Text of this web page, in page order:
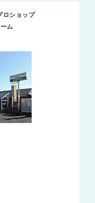
ロショップ
ム